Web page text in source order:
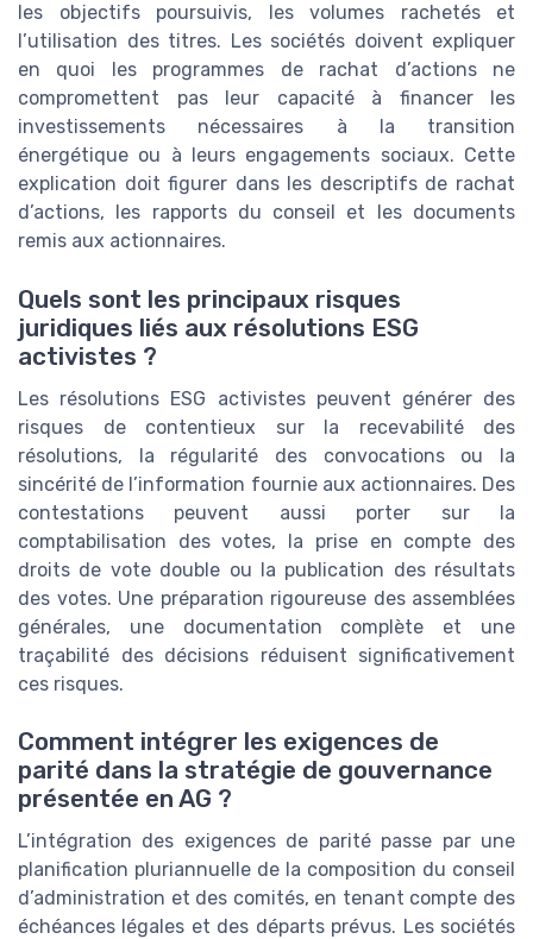
les objectifs poursuivis, les volumes rachetés et
l’utilisation des titres. Les sociétés doivent expliquer
en quoi les programmes de rachat d’actions ne
compromettent pas leur capacité à financer les
investissements nécessaires à la transition
énergétique ou à leurs engagements sociaux. Cette
explication doit figurer dans les descriptifs de rachat
d’actions, les rapports du conseil et les documents
remis aux actionnaires.
Quels sont les principaux risques
juridiques liés aux résolutions ESG
activistes ?
Les résolutions ESG activistes peuvent générer des
risques de contentieux sur la recevabilité des
résolutions, la régularité des convocations ou la
sincérité de l’information fournie aux actionnaires. Des
contestations peuvent aussi porter sur la
comptabilisation des votes, la prise en compte des
droits de vote double ou la publication des résultats
des votes. Une préparation rigoureuse des assemblées
générales, une documentation complète et une
traçabilité des décisions réduisent significativement
ces risques.
Comment intégrer les exigences de
parité dans la stratégie de gouvernance
présentée en AG ?
L’intégration des exigences de parité passe par une
planification pluriannuelle de la composition du conseil
d’administration et des comités, en tenant compte des
échéances légales et des départs prévus. Les sociétés